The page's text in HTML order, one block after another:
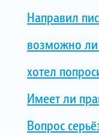
Направил
возможно ли
хотел
Имеет ли
Вопрос